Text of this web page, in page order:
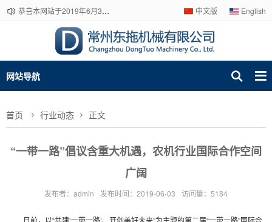
恭喜本网站于2019年6月3日改版成功！ 中文版 English
网站导航
首页 行业动态 正文
“一带一路”倡议含重大机遇，农机行业国际合作空间
广阔
发布者：admin 发布时间：2019-06-03 访问量：5184